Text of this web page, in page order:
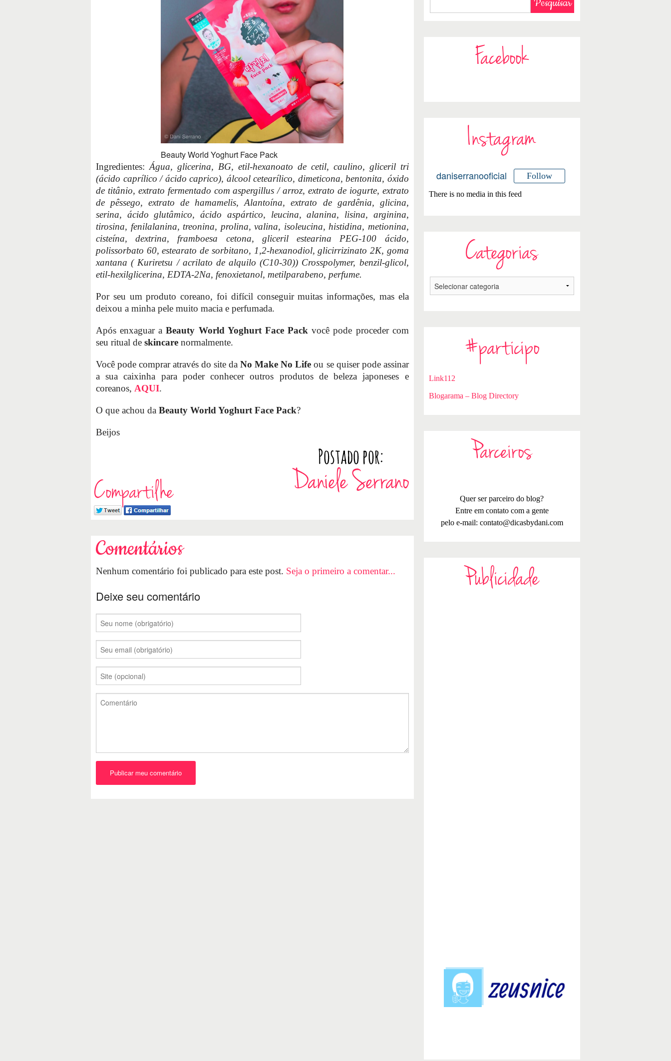
Beauty World Yoghurt Face Pack
Ingredientes: Água, glicerina, BG, etil-hexanoato de cetil, caulino, gliceril tri
(ácido caprílico / ácido caprico), álcool cetearílico, dimeticona, bentonita, óxido
de titânio, extrato fermentado com aspergillus / arroz, extrato de iogurte, extrato
de pêssego, extrato de hamamelis, Alantoína, extrato de gardênia, glicina,
serina, ácido glutâmico, ácido aspártico, leucina, alanina, lisina, arginina,
tirosina, fenilalanina, treonina, prolina, valina, isoleucina, histidina, metionina,
cisteína, dextrina, framboesa cetona, gliceril estearina PEG-100 ácido,
polissorbato 60, estearato de sorbitano, 1,2-hexanodiol, glicirrizinato 2K, goma
xantana ( Kuriretsu / acrilato de alquilo (C10-30)) Crosspolymer, benzil-glicol,
etil-hexilglicerina, EDTA-2Na, fenoxietanol, metilparabeno, perfume.
Por seu um produto coreano, foi difícil conseguir muitas informações, mas ela
deixou a minha pele muito macia e perfumada.
Após enxaguar aBeauty World Yoghurt Face Pack você pode proceder com
seu ritual de skincare normalmente.
Você pode comprar através do site daNo Make No Life ou se quiser pode assinar
a sua caixinha para poder conhecer outros produtos de beleza japoneses e
coreanos, AQUI.
O que achou da Beauty World Yoghurt Face Pack?
Beijos
Compartilhe
Comentários
Nenhum comentário foi publicado para este post. Seja o primeiro a comentar...
Deixe seu comentário
Facebook
Instagram
daniserranooficial Follow
There is no media in this feed
Categorias
#participo
Link112
Blogarama – Blog Directory
Parceiros
Quer ser parceiro do blog?
Entre em contato com a gente
pelo e-mail: contato@dicasbydani.com
Publicidade